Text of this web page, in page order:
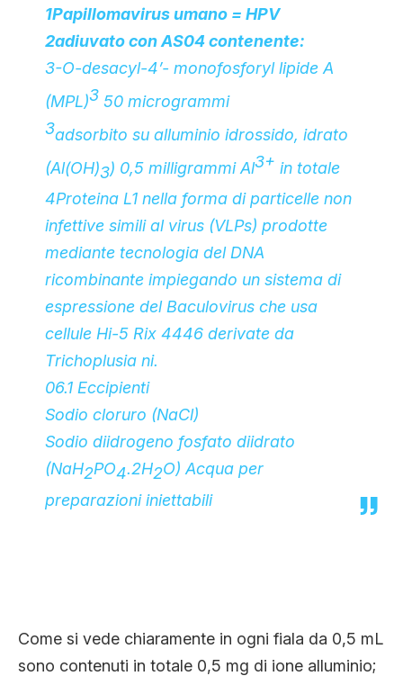
1Papillomavirus umano = HPV
2adiuvato con AS04 contenente:
3-O-desacyl-4’- monofosforyl lipide A
(MPL)3 50 microgrammi
3adsorbito su alluminio idrossido, idrato
(Al(OH)3) 0,5 milligrammi Al3+ in totale
4Proteina L1 nella forma di particelle non
infettive simili al virus (VLPs) prodotte
mediante tecnologia del DNA
ricombinante impiegando un sistema di
espressione del Baculovirus che usa
cellule Hi-5 Rix 4446 derivate da
Trichoplusia ni.
06.1 Eccipienti
Sodio cloruro (NaCl)
Sodio diidrogeno fosfato diidrato
(NaH2PO4.2H2O) Acqua per
preparazioni iniettabili
Come si vede chiaramente in ogni fiala da 0,5 mL
sono contenuti in totale 0,5 mg di ione alluminio;